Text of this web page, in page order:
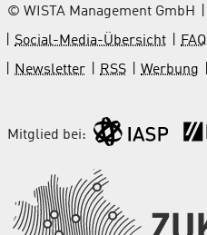
© WISTA Management GmbH
Social-Media-Übersicht
FAQ
Newsletter
RSS Werbung
Mitglied bei: